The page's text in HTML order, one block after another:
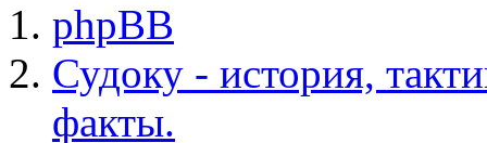
phpBB
Судоку - история,
факты.